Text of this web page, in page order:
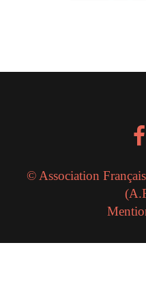
© Association